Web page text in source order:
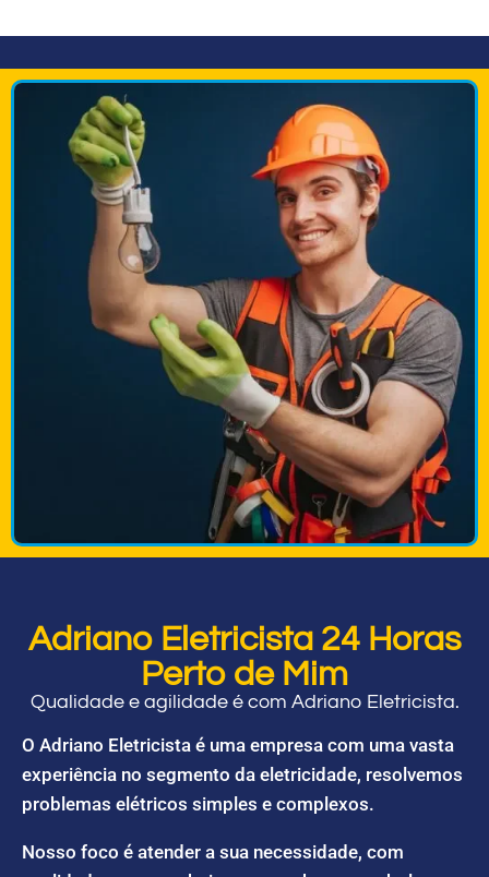
Adriano Eletricista 24 Horas
Perto de Mim
Qualidade e agilidade é com Adriano Eletricista.
O Adriano Eletricista é uma empresa com uma vasta
experiência no segmento da eletricidade, resolvemos
problemas elétricos simples e complexos.
Nosso foco é atender a sua necessidade, com